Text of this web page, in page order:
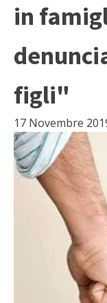
in
figli"
17 Novembre